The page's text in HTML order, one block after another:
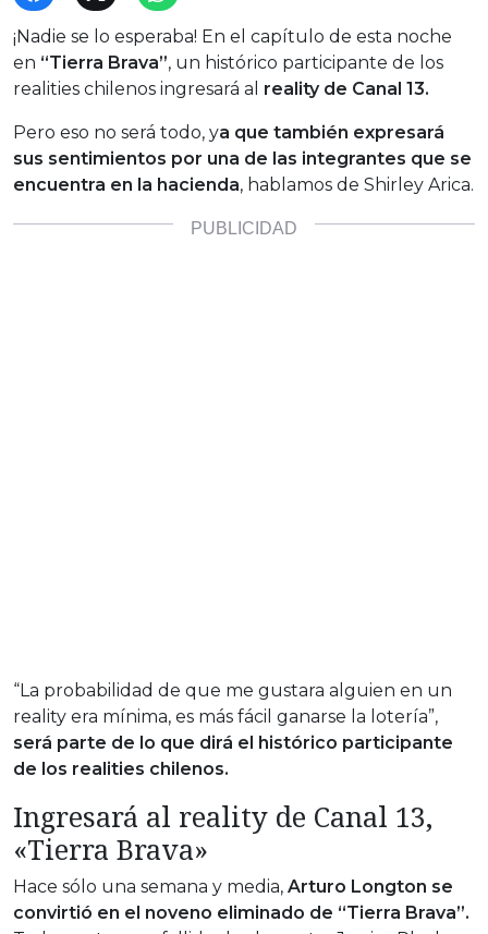
¡Nadie se lo esperaba! En el capítulo de esta noche
en “Tierra Brava”, un histórico participante de los
realities chilenos ingresará al reality de Canal 13.
Pero eso no será todo, ya que también expresará
sus sentimientos por una de las integrantes que se
encuentra en la hacienda, hablamos de Shirley Arica.
“La probabilidad de que me gustara alguien en un
reality era mínima, es más fácil ganarse la lotería”,
será parte de lo que dirá el histórico participante
de los realities chilenos.
Ingresará al reality de Canal 13,
«Tierra Brava»
Hace sólo una semana y media, Arturo Longton se
convirtió en el noveno eliminado de “Tierra Brava”.